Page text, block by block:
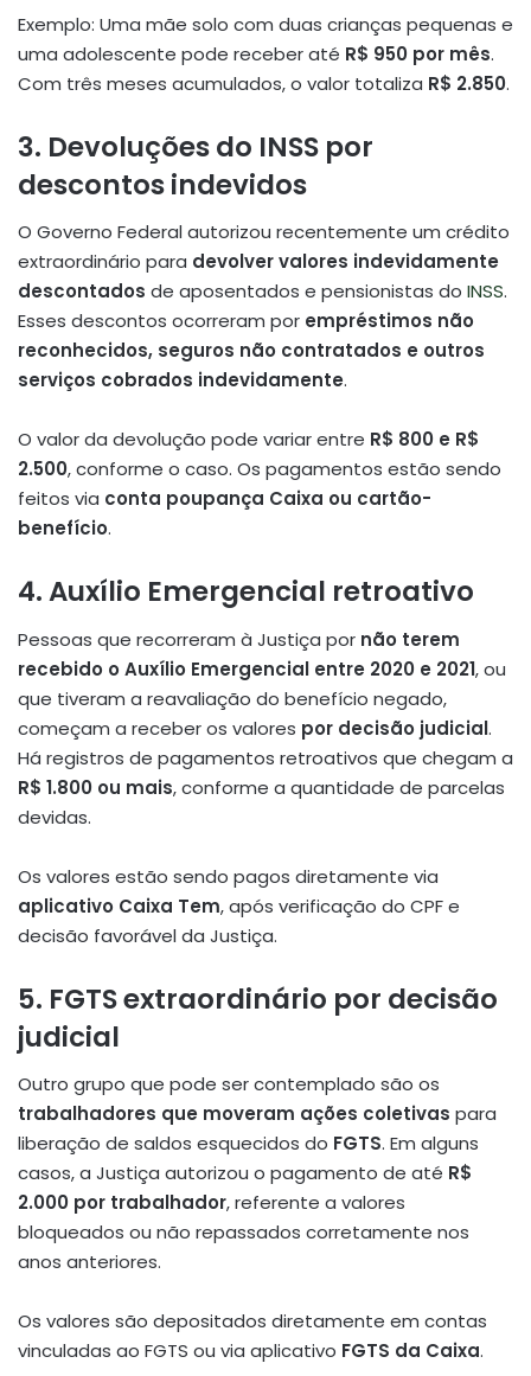
Exemplo: Uma mãe solo com duas crianças pequenas e
uma adolescente pode receber até R$ 950 por mês.
Com três meses acumulados, o valor totaliza R$ 2.850.
3. Devoluções do INSS por
descontos indevidos
O Governo Federal autorizou recentemente um crédito
extraordinário para devolver valores indevidamente
descontados de aposentados e pensionistas do INSS.
Esses descontos ocorreram por empréstimos não
reconhecidos, seguros não contratados e outros
serviços cobrados indevidamente.
O valor da devolução pode variar entre R$ 800 e R$
2.500, conforme o caso. Os pagamentos estão sendo
feitos via conta poupança Caixa ou cartão-
benefício.
4. Auxílio Emergencial retroativo
Pessoas que recorreram à Justiça por não terem
recebido o Auxílio Emergencial entre 2020 e 2021, ou
que tiveram a reavaliação do benefício negado,
começam a receber os valores por decisão judicial.
Há registros de pagamentos retroativos que chegam a
R$ 1.800 ou mais, conforme a quantidade de parcelas
devidas.
Os valores estão sendo pagos diretamente via
aplicativo Caixa Tem, após verificação do CPF e
decisão favorável da Justiça.
5. FGTS extraordinário por decisão
judicial
Outro grupo que pode ser contemplado são os
trabalhadores que moveram ações coletivas para
liberação de saldos esquecidos do FGTS. Em alguns
casos, a Justiça autorizou o pagamento de até R$
2.000 por trabalhador, referente a valores
bloqueados ou não repassados corretamente nos
anos anteriores.
Os valores são depositados diretamente em contas
vinculadas ao FGTS ou via aplicativo FGTS da Caixa.